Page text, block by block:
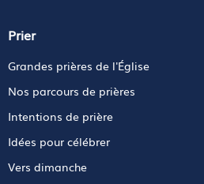
Prier
Grandes prières de l'Église
Nos parcours de prières
Intentions de prière
Idées pour célébrer
Vers dimanche